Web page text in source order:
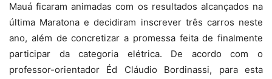
Mauá ficaram animadas com os resultados alcançados na
última Maratona e decidiram inscrever três carros neste
ano, além de concretizar a promessa feita de finalmente
participar da categoria elétrica. De acordo com o
professor-orientador Éd Cláudio Bordinassi, para esta